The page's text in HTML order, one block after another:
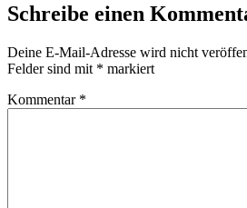
Schreibe einen
Deine E-Mail-Adresse wird nicht
Felder sind mit * markiert
Kommentar *